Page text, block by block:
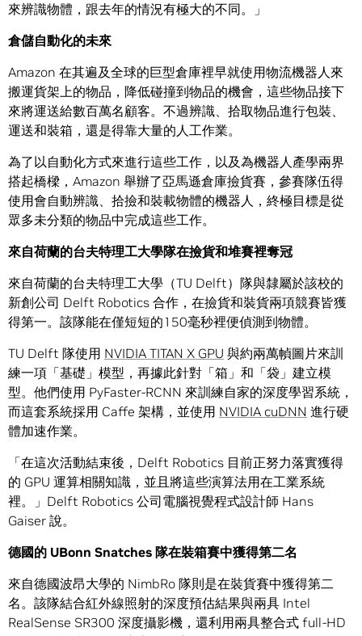
來辨識物體，跟去年的情況有極大的不同。」
倉儲自動化的未來
Amazon 在其遍及全球的巨型倉庫裡早就使用物流機器人來
搬運貨架上的物品，降低碰撞到物品的機會，這些物品接下
來將運送給數百萬名顧客。不過辨識、拾取物品進行包裝、
運送和裝箱，還是得靠大量的人工作業。
為了以自動化方式來進行這些工作，以及為機器人產學兩界
搭起橋樑，Amazon 舉辦了亞馬遜倉庫撿貨賽，參賽隊伍得
使用會自動辨識、拾撿和裝載物體的機器人，終極目標是從
眾多未分類的物品中完成這些工作。
來自荷蘭的台夫特理工大學隊在撿貨和堆賽裡奪冠
來自荷蘭的台夫特理工大學（TU Delft）隊與隸屬於該校的
新創公司 Delft Robotics 合作，在撿貨和裝貨兩項競賽皆獲
得第一。該隊能在僅短短的150毫秒裡便偵測到物體。
TU Delft 隊使用 NVIDIA TITAN X GPU 與約兩萬幀圖片來訓
練一項「基礎」模型，再據此針對「箱」和「袋」建立模
型。他們使用 PyFaster-RCNN 來訓練自家的深度學習系統，
而這套系統採用 Caffe 架構，並使用 NVIDIA cuDNN 進行硬
體加速作業。
「在這次活動結束後，Delft Robotics 目前正努力落實獲得
的 GPU 運算相關知識，並且將這些演算法用在工業系統
裡。」Delft Robotics 公司電腦視覺程式設計師 Hans
Gaiser 說。
德國的 UBonn Snatches 隊在裝箱賽中獲得第二名
來自德國波昂大學的 NimbRo 隊則是在裝貨賽中獲得第二
名。該隊結合紅外線照射的深度預估結果與兩具 Intel
RealSense SR300 深度攝影機，還利用兩具整合式 full-HD